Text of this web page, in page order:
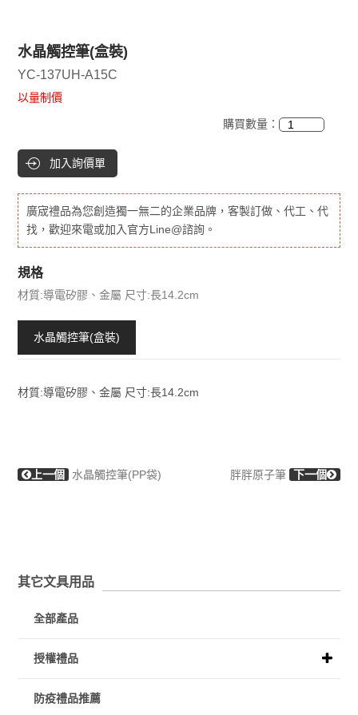
水晶觸控筆(盒裝)
YC-137UH-A15C
以量制價
購買數量：
加入詢價單
廣宬禮品為您創造獨一無二的企業品牌，客製訂做、代工、代
找，歡迎來電或加入官方Line@諮詢。
規格
材質:導電矽膠、金屬 尺寸:長14.2cm
水晶觸控筆(盒裝)
材質:導電矽膠、金屬 尺寸:長14.2cm
上一個 水晶觸控筆(PP袋) 胖胖原子筆 下一個
其它文具用品
全部產品
授權禮品
防疫禮品推薦